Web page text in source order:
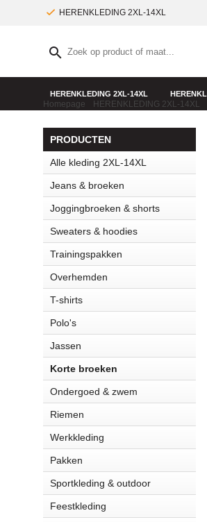
HERENKLEDING 2XL-14XL
HERENKLEDING 2XL-14XL
Homepage HERENKLEDING 2XL-14XL
PRODUCTEN
Alle kleding 2XL-14XL
Jeans & broeken
Joggingbroeken & shorts
Sweaters & hoodies
Trainingspakken
Overhemden
T-shirts
Polo's
Jassen
Korte broeken
Ondergoed & zwem
Riemen
Werkkleding
Pakken
Sportkleding & outdoor
Feestkleding
D555 Nick Korte broek met zakken
en elastische taille Khaki
Van 59,99 € incl. BTW
Leg in winkelwagentje